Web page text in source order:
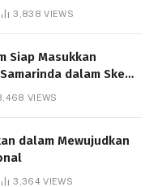
3,838VIEWS
Siap Masukkan
dalam Skema
Gratispol
VIEWS
dalam Mewujudkan
3,364VIEWS